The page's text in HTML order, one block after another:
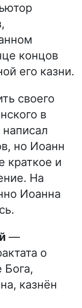
концов
его казни.
своего
в
но Иоанн
краткое и
На
Иоанна
—
о
Бога,
казнён